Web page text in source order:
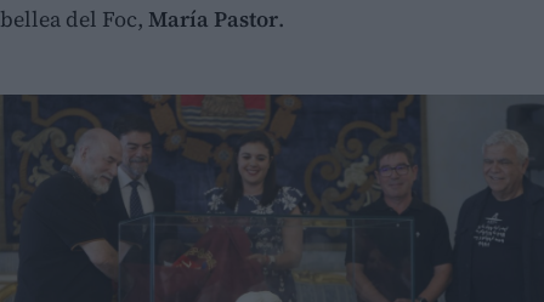
bellea del Foc, María Pastor.